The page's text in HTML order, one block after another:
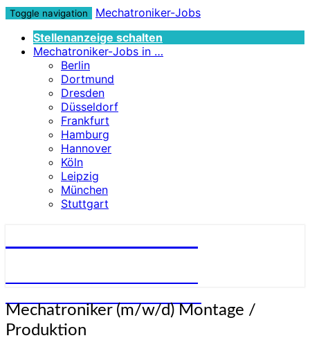
Toggle navigation
Mechatroniker-Jobs
Stellenanzeige schalten
Mechatroniker-Jobs in …
Berlin
Dortmund
Dresden
Düsseldorf
Frankfurt
Hamburg
Hannover
Köln
Leipzig
München
Stuttgart
Mechatroniker
(m/w/d)
Montage
Mechatroniker (m/w/d) Montage /
Produktion